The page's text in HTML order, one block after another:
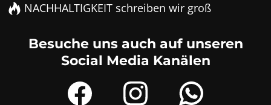
NACHHALTIGKEIT schreiben wir groß
Besuche uns auch auf unseren
Social Media Kanälen